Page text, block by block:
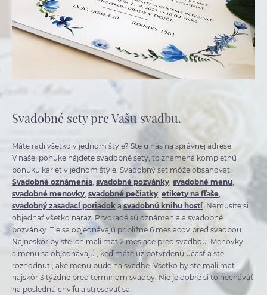
Svadobné sety pre Vašu svadbu.
Máte radi všetko v jednom štýle? Ste u nás na správnej adrese.
V našej ponuke nájdete svadobné sety, to znamená kompletnú
ponuku kariet v jednom štýle. Svadobný set môže obsahovať:
Svadobné oznámenia, svadobné pozvánky, svadobné menu,
svadobné menovky, svadobné pečiatky, etikety na fľaše,
svadobný zasadací poriadok asvadobnú knihu hostí. Nemusíte si
objednať všetko naraz. Prvoradé sú oznámenia a svadobné
pozvánky. Tie sa objednávajú približne 6 mesiacov pred svadbou.
Najneskôr by ste ich mali mať 2 mesiace pred svadbou. Menovky
a menu sa objednávajú , keď máte už potvrdenú účasť a ste
rozhodnutí, aké menu bude na svadbe. Všetko by ste mali mať
najskôr 3 týždne pred termínom svadby. Nie je dobré si to nechávať
na poslednú chvíľu a stresovať sa.